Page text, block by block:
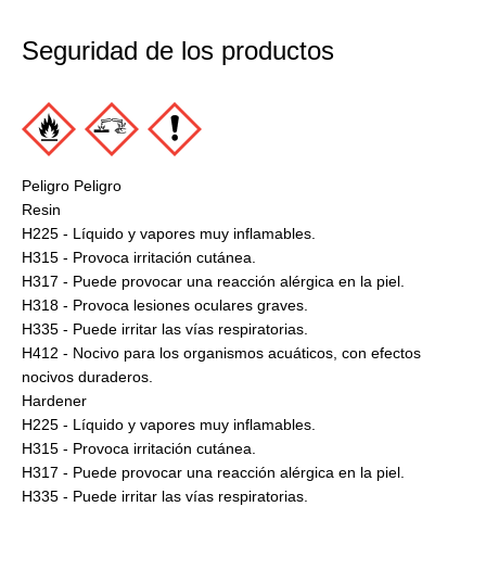
Seguridad de los productos
Peligro Peligro
Resin
H225 - Líquido y vapores muy inflamables.
H315 - Provoca irritación cutánea.
H317 - Puede provocar una reacción alérgica en la piel.
H318 - Provoca lesiones oculares graves.
H335 - Puede irritar las vías respiratorias.
H412 - Nocivo para los organismos acuáticos, con efectos
nocivos duraderos.
Hardener
H225 - Líquido y vapores muy inflamables.
H315 - Provoca irritación cutánea.
H317 - Puede provocar una reacción alérgica en la piel.
H335 - Puede irritar las vías respiratorias.